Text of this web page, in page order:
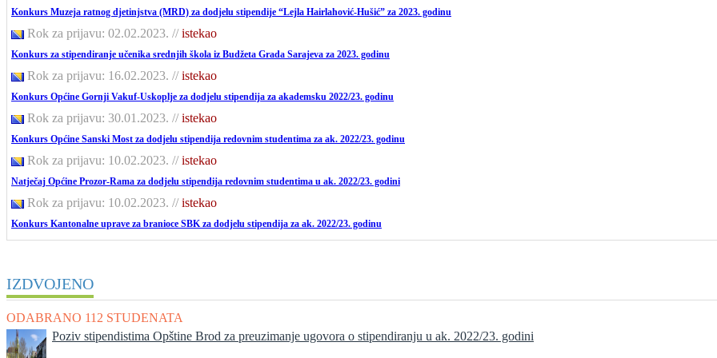
Konkurs Muzeja ratnog djetinjstva (MRD) za dodjelu stipendije “Lejla Hairlahović-Hušić” za 2023. godinu
Rok za prijavu: 02.02.2023. //istekao
Konkurs za stipendiranje učenika srednjih škola iz Budžeta Grada Sarajeva za 2023. godinu
Rok za prijavu: 16.02.2023. //istekao
Konkurs Općine Gornji Vakuf-Uskoplje za dodjelu stipendija za akademsku 2022/23. godinu
Rok za prijavu: 30.01.2023. //istekao
Konkurs Općine Sanski Most za dodjelu stipendija redovnim studentima za ak. 2022/23. godinu
Rok za prijavu: 10.02.2023. //istekao
Natječaj Općine Prozor-Rama za dodjelu stipendija redovnim studentima u ak. 2022/23. godini
Rok za prijavu: 10.02.2023. //istekao
Konkurs Kantonalne uprave za branioce SBK za dodjelu stipendija za ak. 2022/23. godinu
IZDVOJENO
ODABRANO 112 STUDENATA
Poziv stipendistima Opštine Brod za preuzimanje ugovora o stipendiranju u ak. 2022/23. godini